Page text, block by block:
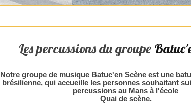
Les percussions du groupe
Notre groupe de musique Batuc'en Scène est une
brésilienne, qui accueille les personnes souhaitant
percussions au Mans à l'école
Quai de scène.